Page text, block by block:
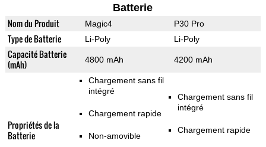
Batterie
Nom du Produit Magic4 P30 Pro
Type de Batterie Li-Poly Li-Poly
Capacité Batterie
(mAh)
4800 mAh 4200 mAh
Propriétés de la
Batterie
Chargement sans fil
intégré
Chargement rapide
Non-amovible
Chargement sans fil
intégré
Chargement rapide